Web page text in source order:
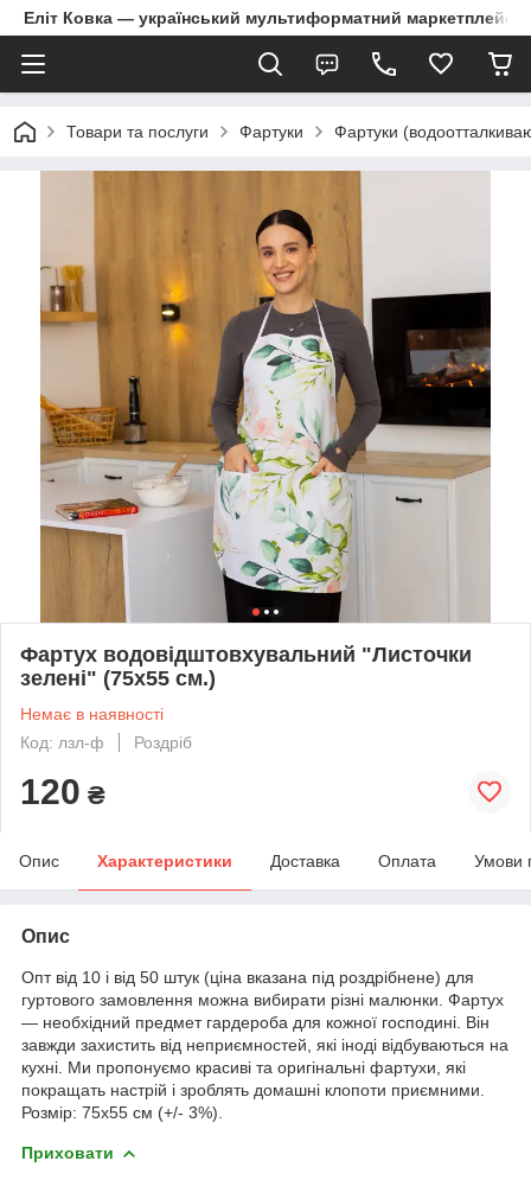
Еліт Ковка — український мультиформатний маркетплейс
Товари та послуги Фартуки Фартуки
Фартух водовідштовхувальний "Листочки
зелені" (75х55 см.)
Немає в наявності
Код: лзл-ф
Роздріб
120 ₴
Опис Характеристики Доставка Оплата Умови
Опис
Опт від 10 і від 50 штук (ціна вказана під роздрібнене) для
гуртового замовлення можна вибирати різні малюнки. Фартух
— необхідний предмет гардероба для кожної господині. Він
завжди захистить від неприємностей, які іноді відбуваються на
кухні. Ми пропонуємо красиві та оригінальні фартухи, які
покращать настрій і зроблять домашні клопоти приємними.
Розмір: 75х55 см (+/- 3%).
Приховати